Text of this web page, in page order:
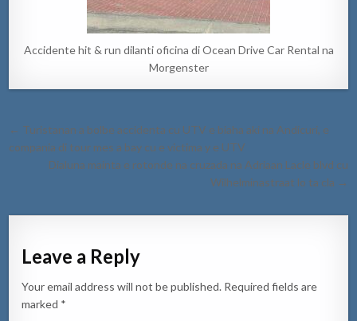
Accidente hit & run dilanti oficina di Ocean Drive Car Rental na
Morgenster
Post
navigation
← Turistanan a bolbe accidenta cu UTV e biaha aki na Andicuri, e
compania di tour mes a bay cu e victima y e UTV
Dialuna mainta e rotonde na cruzada na Adriaan Lacle blvd cu
Wilhelminastraat lo ta cla →
Leave a Reply
Your email address will not be published. Required fields are
marked *